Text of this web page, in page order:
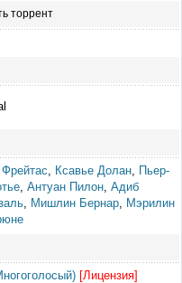
торрент
Ксавье Долан
Пьер-
Антуан Пилон Адиб
Мишлин Бернар
Мэрилин
[Лицензия]